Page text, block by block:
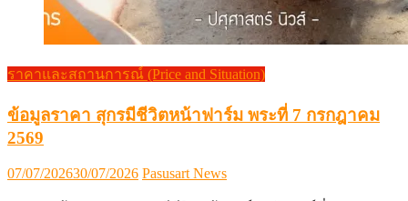
ราคาและสถานการณ์ (Price and Situation)
ข้อมูลราคา สุกรมีชีวิตหน้าฟาร์ม พระที่ 7 กรกฎาคม
2569
Posted
07/07/202630/07/2026 Author
Pasusart News